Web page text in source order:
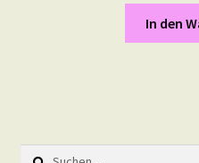
In den
Suchen